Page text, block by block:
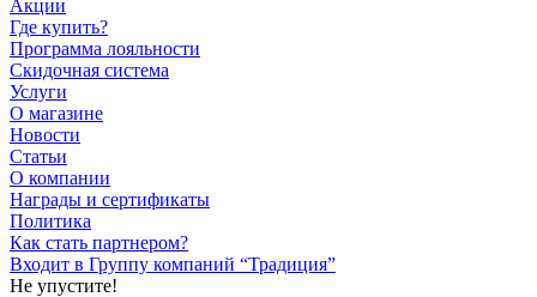
Акции
Где купить?
Программа лояльности
Скидочная система
Услуги
О магазине
Новости
Статьи
О компании
Награды и сертификаты
Политика
Как стать партнером?
Входит в Группу компаний “Традиция”
Не упустите!